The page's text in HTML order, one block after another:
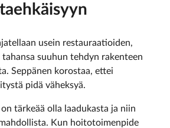
usein restauraatioiden,
suuhun tehdyn rakenteen
Seppänen korostaa, ettei
pidä väheksyä.
tärkeää olla laadukasta ja niin
Kun hoitotoimenpide